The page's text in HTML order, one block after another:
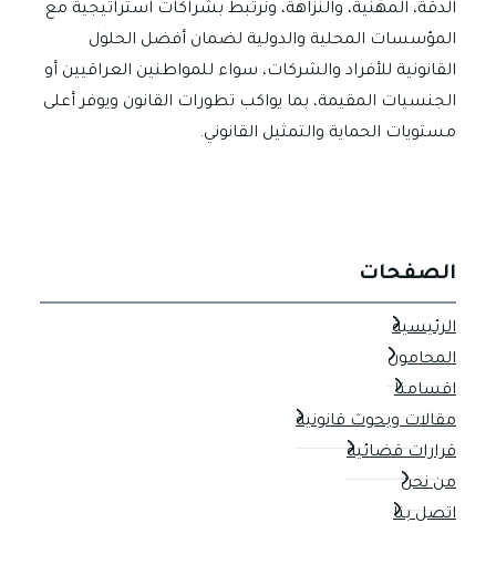
الدقة، المهنية، والنزاهة، ونرتبط بشراكات استراتيجية مع
المؤسسات المحلية والدولية لضمان أفضل الحلول
القانونية للأفراد والشركات، سواء للمواطنين العراقيين أو
الجنسيات المقيمة، بما يواكب تطورات القانون ويوفر أعلى
مستويات الحماية والتمثيل القانوني.
الصفحات
الرئيسية
المحامون
اقسامنا
مقالات وبحوث قانونية
قرارات قضائية
من نحن
اتصل بنا